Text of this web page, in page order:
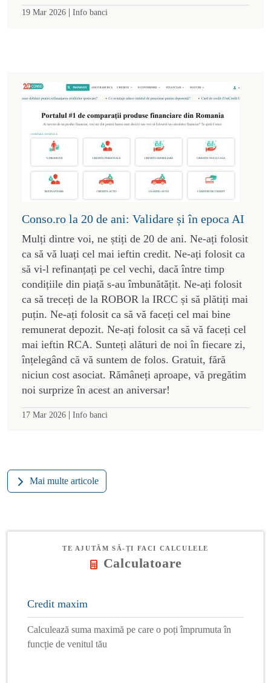
19 Mar 2026 | Info banci
Conso.ro la 20 de ani: Validare și în epoca AI
Mulți dintre voi, ne știți de 20 de ani. Ne-ați folosit
ca să vă luați cel mai ieftin credit. Ne-ați folosit ca
să vi-l refinanțați pe cel vechi, dacă între timp
condițiile din piață s-au îmbunătățit. Ne-ați folosit
ca să treceți de la ROBOR la IRCC și să plătiți mai
puțin. Ne-ați folosit ca să vă faceți cel mai bine
remunerat depozit. Ne-ați folosit ca să vă faceți cel
mai ieftin RCA. Sunteți alături de noi în fiecare zi,
înțelegând că vă suntem de folos. Gratuit, fără
niciun cost asociat. Rămâneți aproape, vă pregătim
noi surprize în acest an aniversar!
17 Mar 2026 | Info banci
Mai multe articole
TE AJUTĂM SĂ-ȚI FACI CALCULELE
Calculatoare
Credit maxim
Calculează suma maximă pe care o poți împrumuta în
funcție de venitul tău